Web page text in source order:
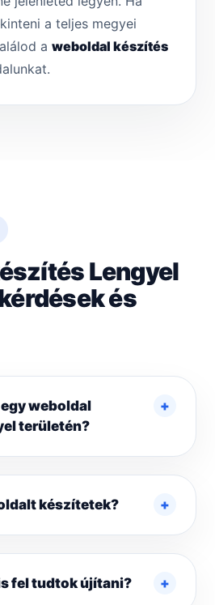
a teljes megyei
a weboldal készítés
Lengyel
és
weboldal
területén?
készítetek?
fel tudtok újítani?